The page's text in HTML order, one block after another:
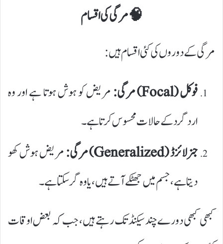
🧠 مرگی کی اقسام
مرگی کے دوروں کی کئی اقسام ہیں:
فوکل (Focal) مرگی:
مریض کو ہوش ہوتا ہے اور وہ
اردگرد کے حالات محسوس کرتا ہے۔
جنرلائزڈ (Generalized) مرگی:
مریض ہوش کھو
دیتا ہے، جسم میں جھٹکے آتے ہیں، یا وہ گر سکتا ہے۔
کبھی کبھی دورے چند سیکنڈ تک رہتے ہیں، جب کہ بعض اوقات